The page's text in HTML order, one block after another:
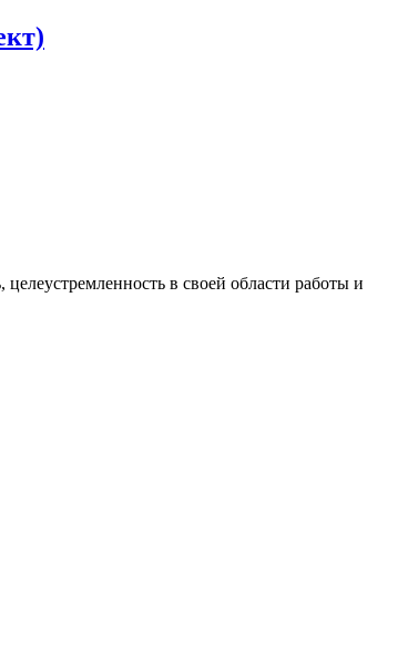
в своей области работы и